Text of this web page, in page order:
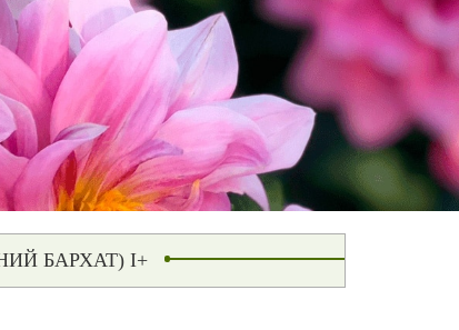
БАРХАТ) І+